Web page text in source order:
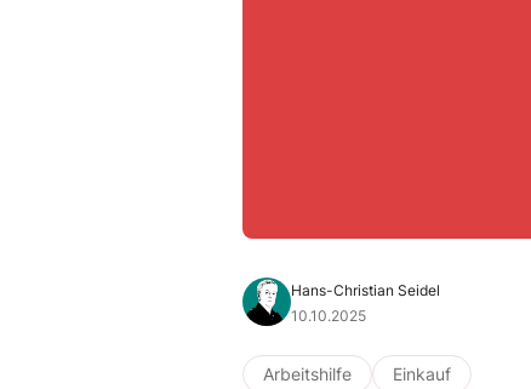
Hans-Christian Seidel
10.10.2025
Arbeitshilfe Einkauf